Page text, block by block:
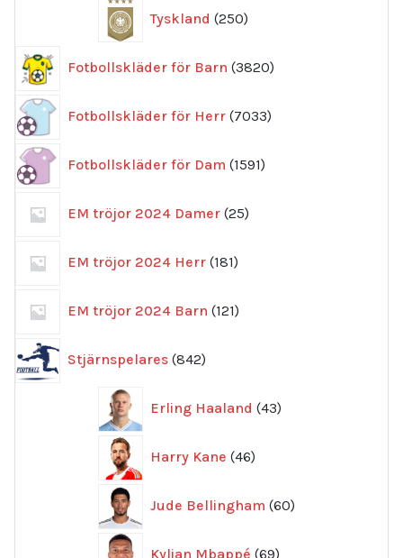
Tyskland 250
produkter
Fotbollskläder för Barn 3820
produkter
Fotbollskläder för Herr 7033
produkter
Fotbollskläder för Dam 1591
produkter
EM tröjor 2024 Damer 25
produkter
EM tröjor 2024 Herr 181
produkter
EM tröjor 2024 Barn 121
produkter
Stjärnspelares 842
produkter
Erling Haaland 43
produkter
Harry Kane 46
produkter
Jude Bellingham 60
produkter
Kylian Mbappé 69